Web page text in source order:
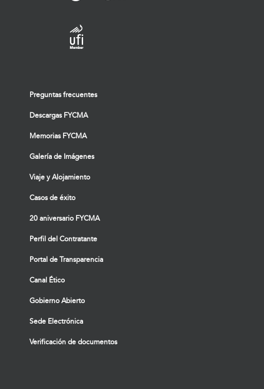
Preguntas frecuentes
Descargas FYCMA
Memorias FYCMA
Galería de Imágenes
Viaje y Alojamiento
Casos de éxito
20 aniversario FYCMA
Perfil del Contratante
Portal de Transparencia
Canal Ético
Gobierno Abierto
Sede Electrónica
Verificación de documentos